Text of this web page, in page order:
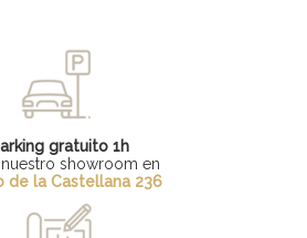
gratuito 1h
showroom en
de la Castellana 236